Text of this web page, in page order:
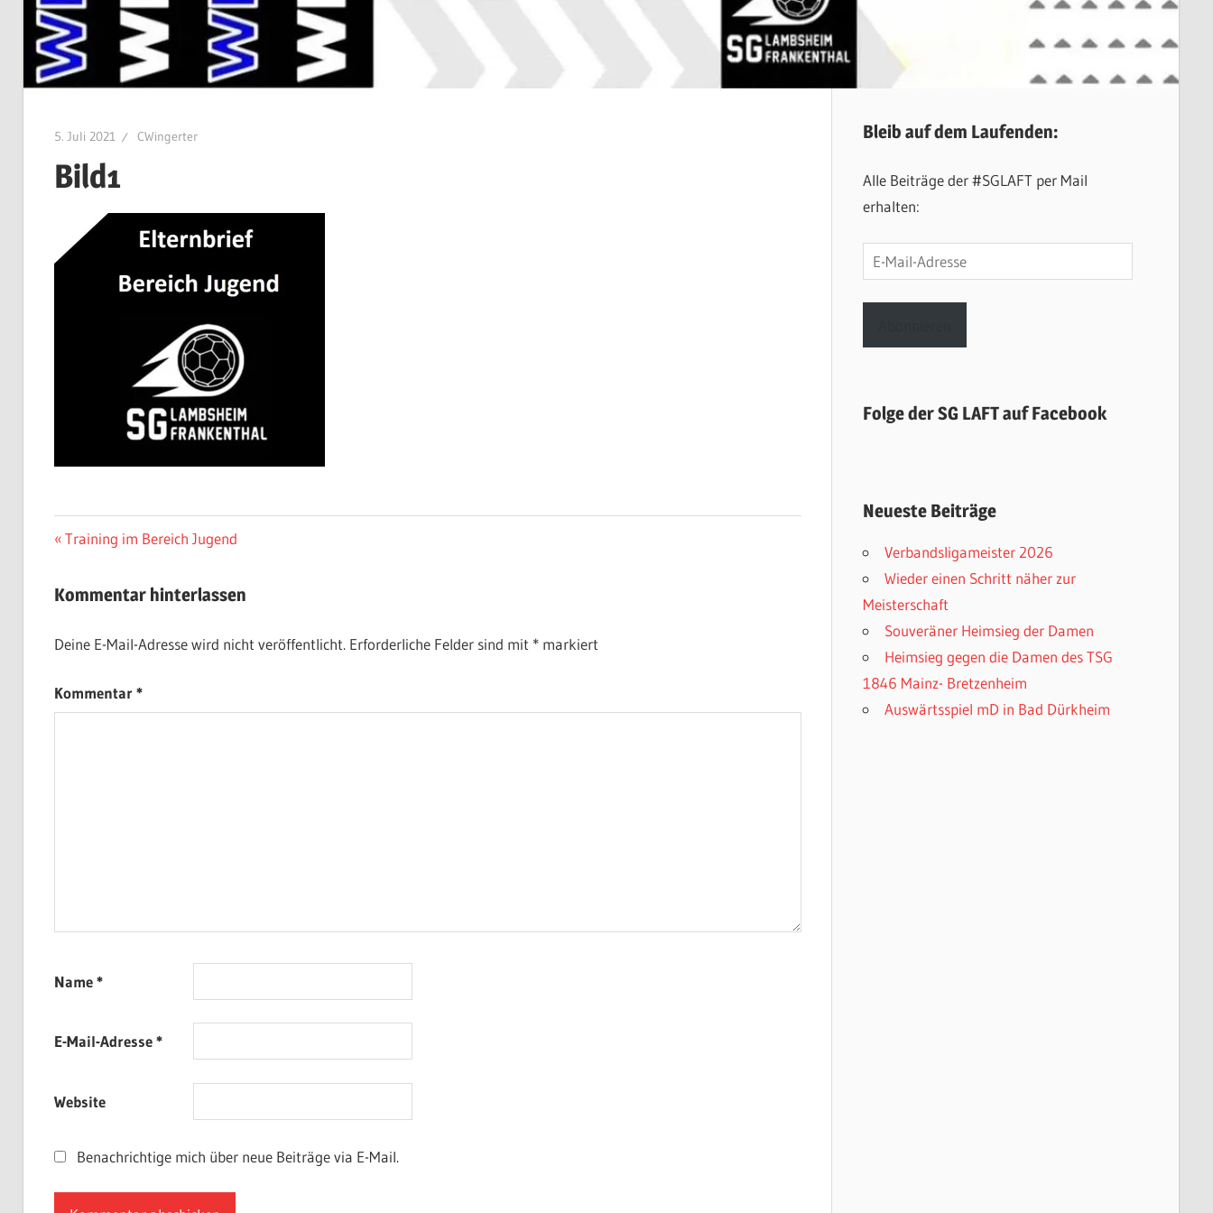
5. Juli 2021 CWingerter
Bild1
Beitragsnavigation
Vorheriger
Training im Bereich Jugend
Kommentar hinterlassen
Deine E-Mail-Adresse wird nicht veröffentlicht. Erforderliche Felder sind mit *markiert
Kommentar*
Name*
E-Mail-Adresse*
Website
Benachrichtige mich über neue Beiträge via E-Mail.
Bleib auf dem Laufenden:
Alle Beiträge der #SGLAFT per Mail
erhalten:
E-
Mail-
Adresse
Folge der SG LAFT auf Facebook
Neueste Beiträge
Verbandsligameister 2026
Wieder einen Schritt näher zur
Meisterschaft
Souveräner Heimsieg der Damen
Heimsieg gegen die Damen des TSG
1846 Mainz- Bretzenheim
Auswärtsspiel mD in Bad Dürkheim